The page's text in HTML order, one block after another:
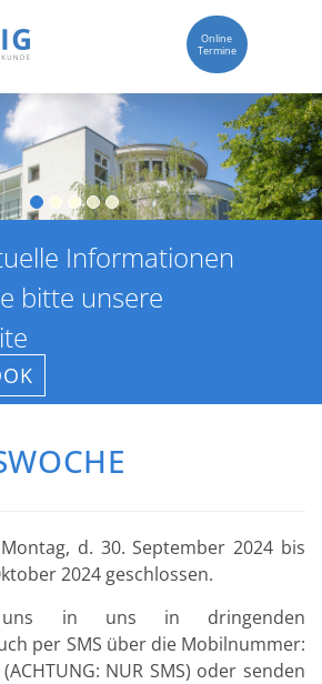
Online
Termine
Informationen
bitte unsere
d. 30. September 2024 bis
2024 geschlossen.
uns in uns in dringenden
per SMS über die Mobilnummer:
NUR SMS) oder senden